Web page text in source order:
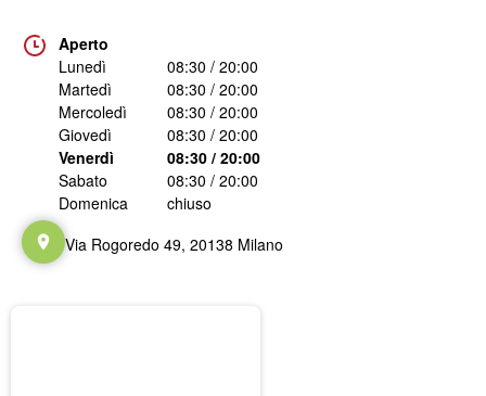
Aperto
Lunedì
08:30 / 20:00
Martedì
08:30 / 20:00
Mercoledì
08:30 / 20:00
Giovedì
08:30 / 20:00
Venerdì
08:30 / 20:00
Sabato
08:30 / 20:00
Domenica
chiuso
Via Rogoredo 49, 20138 Milano